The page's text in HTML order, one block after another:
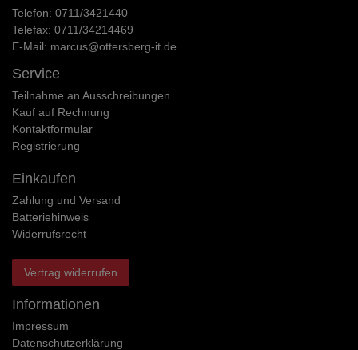
Telefon: 0711/3421440
Telefax: 0711/34214469
E-Mail: marcus@ottersberg-it.de
Service
Teilnahme an Ausschreibungen
Kauf auf Rechnung
Kontaktformular
Registrierung
Einkaufen
Zahlung und Versand
Batteriehinweis
Widerrufs­recht
Vertrag widerrufen
Informationen
Impressum
Daten­schutz­erklärung